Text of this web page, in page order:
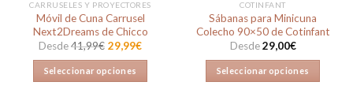
página
de
producto
CARRUSELES Y PROYECTORES
Móvil de Cuna Carrusel
Next2Dreams de Chicco
Desde41,99€ 29,99€
Seleccionar opciones
COTINFANT
Sábanas para Minicuna
Colecho 90×50 de Cotinfant
Desde29,00€
Seleccionar opciones